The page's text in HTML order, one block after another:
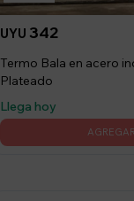
UYU 342
Termo Bala en acero
Plateado
Llega hoy